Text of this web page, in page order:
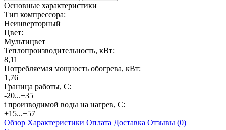
Основные характеристики
Тип компрессора:
Неинверторный
Цвет:
Мультицвет
Теплопроизводительность, кВт:
8,11
Потребляемая мощность обогрева, кВт:
1,76
Граница работы, С:
-20...+35
t производимой воды на нагрев, С:
+15...+57
Обзор Характеристики Оплата Доставка Отзывы (0)